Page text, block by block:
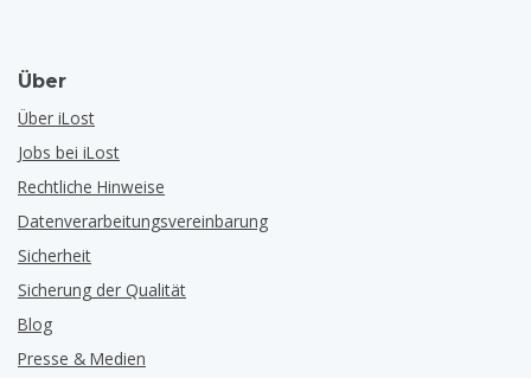
Über
Über iLost
Jobs bei iLost
Rechtliche Hinweise
Datenverarbeitungsvereinbarung
Sicherheit
Sicherung der Qualität
Blog
Presse & Medien